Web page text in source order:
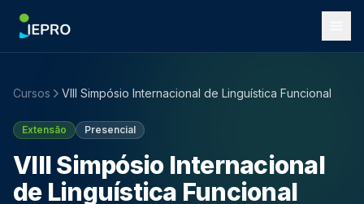
Cursos VIII Simpósio Internacional de Linguística Funcional
Extensão Presencial
VIII Simpósio Internacional
de Linguística Funcional